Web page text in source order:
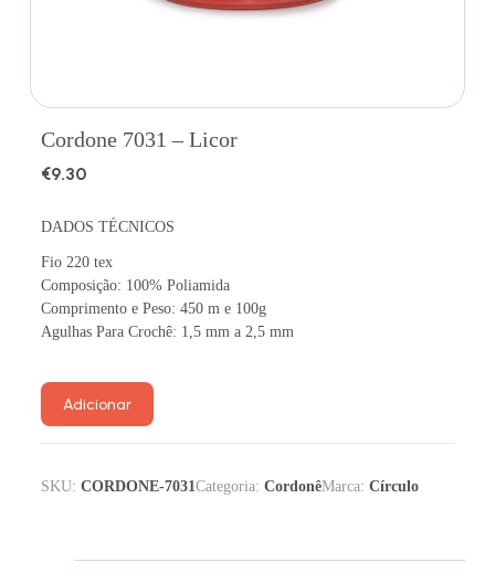
Cordone 7031 – Licor
€9.30
DADOS TÉCNICOS
Fio 220 tex
Composição: 100% Poliamida
Comprimento e Peso: 450 m e 100g
Agulhas Para Crochê: 1,5 mm a 2,5 mm
Adicionar
SKU: CORDONE-7031Categoria: CordonêMarca: Círculo